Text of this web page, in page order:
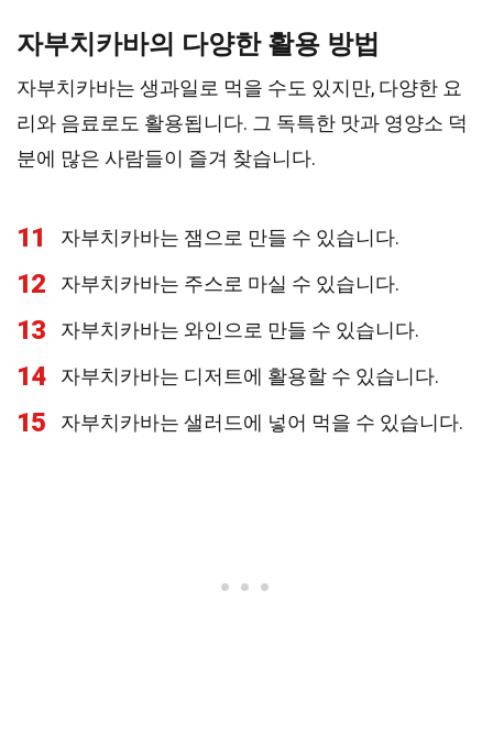
자부치카바의 다양한 활용 방법
자부치카바는 생과일로 먹을 수도 있지만, 다양한 요
리와 음료로도 활용됩니다. 그 독특한 맛과 영양소 덕
분에 많은 사람들이 즐겨 찾습니다.
11 자부치카바는 잼으로 만들 수 있습니다.
12 자부치카바는 주스로 마실 수 있습니다.
13 자부치카바는 와인으로 만들 수 있습니다.
14 자부치카바는 디저트에 활용할 수 있습니다.
15 자부치카바는 샐러드에 넣어 먹을 수 있습니다.